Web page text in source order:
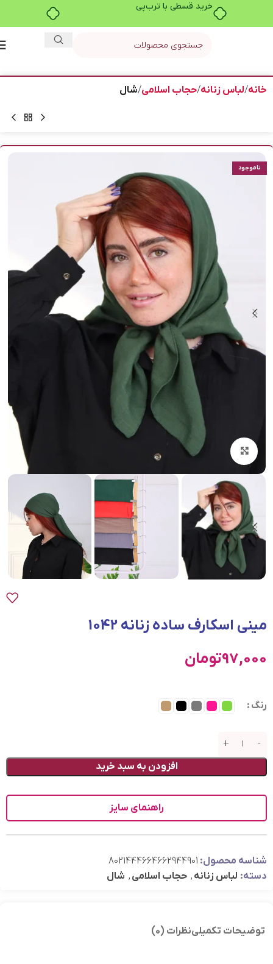
خرید قسطی با ترب‌پی
خانه لباس زنانه حجاب اسلامی شال
ناموجود
بزرگنمایی تصویر
مینی اسکارف ساده زنانه 1042
97,000تومان
رنگ
افزودن به سبد خرید
راهنمای سایز
شناسه محصول: 8021444664662944901
دسته: لباس زنانه , حجاب اسلامی , شال
توضیحات تکمیلینظرات (0)